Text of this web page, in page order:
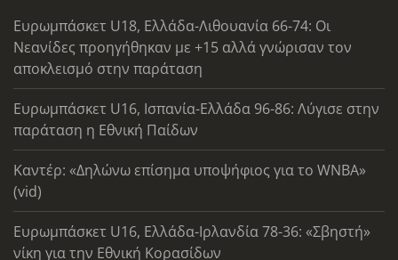
Ευρωμπάσκετ U18, Ελλάδα-Λιθουανία 66-74: Οι
Νεανίδες προηγήθηκαν με +15 αλλά γνώρισαν τον
αποκλεισμό στην παράταση
Ευρωμπάσκετ U16, Ισπανία-Ελλάδα 96-86: Λύγισε στην
παράταση η Εθνική Παίδων
Καντέρ: «Δηλώνω επίσημα υποψήφιος για το WNBA»
(vid)
Ευρωμπάσκετ U16, Ελλάδα-Ιρλανδία 78-36: «Σβηστή»
νίκη για την Εθνική Κορασίδων